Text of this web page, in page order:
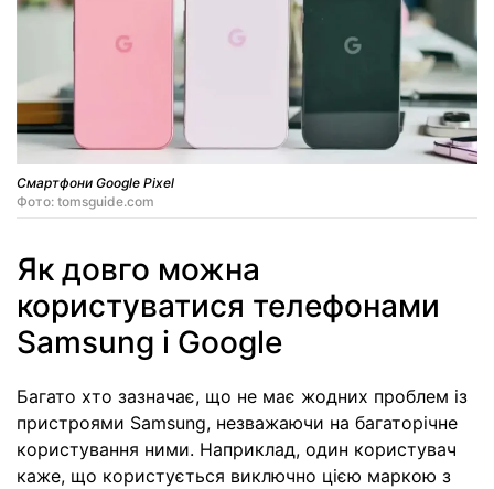
Смартфони Google Pixel
Фото: tomsguide.com
Як довго можна
користуватися телефонами
Samsung і Google
Багато хто зазначає, що не має жодних проблем із
пристроями Samsung, незважаючи на багаторічне
користування ними. Наприклад, один користувач
каже, що користується виключно цією маркою з